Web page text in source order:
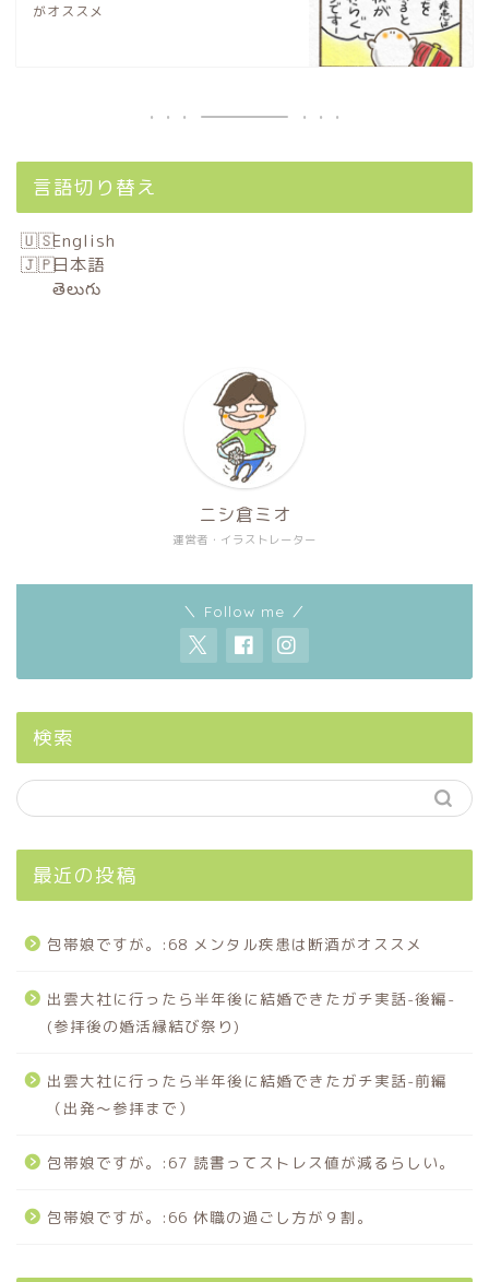
がオススメ
言語切り替え
English
日本語
తెలుగు
運営者・イラストレーター
ニシ倉ミオ
＼ Follow me ／
検索
最近の投稿
包帯娘ですが。:68 メンタル疾患は断酒がオススメ
出雲大社に行ったら半年後に結婚できたガチ実話-後編-
(参拝後の婚活縁結び祭り)
出雲大社に行ったら半年後に結婚できたガチ実話-前編
（出発〜参拝まで）
包帯娘ですが。:67 読書ってストレス値が減るらしい。
包帯娘ですが。:66 休職の過ごし方が９割。